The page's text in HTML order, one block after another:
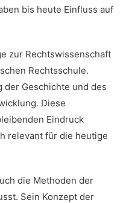
bis heute Einfluss auf
zur Rechtswissenschaft
Rechtsschule.
der Geschichte und des
Diese
Eindruck
‍relevant für ‌die heutige⁢
die ⁤Methoden‍ der
Sein Konzept der